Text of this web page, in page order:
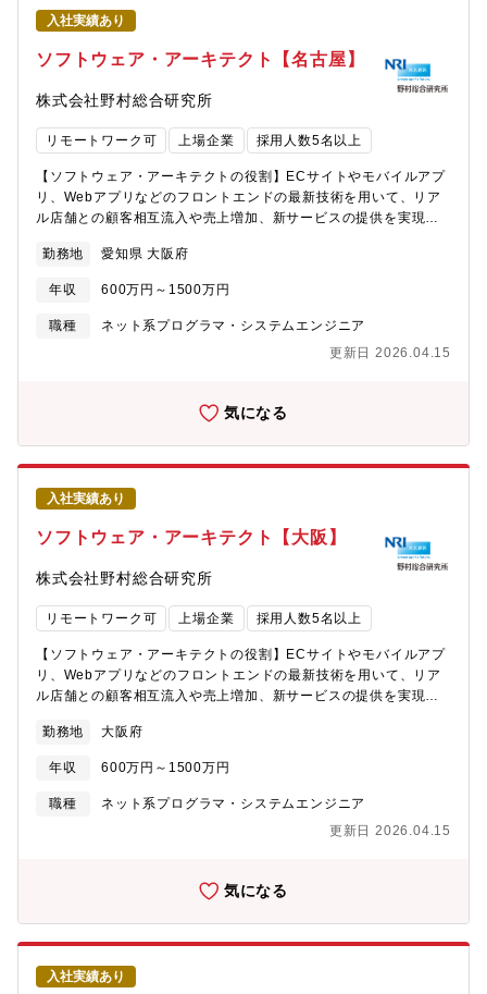
するさまざまなコンテンツで自身のクリエイティビティーを発揮
できます。■自社サービスのブランディングを担当するため、自身
が手掛けたブランド、クリエイティブが最終的に事業貢献を果た
すところまで追求することができます。■自社のブランディング部
門に所属するため、さまざまな部門と連携しながら業務をするこ
とができます。■担当した制作物を通して、サービスやブランドの
世界観を広く世の中に発信することができます。■所属部門には、
デザイナーやディレクター、コピーライター、エディター、フロ
ントエンドエンジニアといったクリエイター職のメンバーが在籍
しており、一緒にクリエイティブの制作に取り組むことができま
す。
入社実績あり
ソフトウェア・アーキテクト【名古屋】
株式会社野村総合研究所
リモートワーク可 上場企業 採用人数5名以上
【ソフトウェア・アーキテクトの役割】ECサイトやモバイルアプ
リ、Webアプリなどのフロントエンドの最新技術を用いて、リア
ル店舗との顧客相互流入や売上増加、新サービスの提供を実現す
を提供し続けていくお客様企業をエンジニアリング領域から支援
します。新たなビジネスモデルを顧客企業と一体となって構想
し、実装・構築を担当します。検索エンジンやビジネスルール制
御など、システムの中核となる部分を自らコーディングするな
下のプロセスをリードしていきます。・システム化構想・計画・
グ）・業務分析（データモデリングを含む）・新システムのシス
テム・アーキテクチャの設計手がけたサービスが、世の中へ新た
な価値を提供している実感を感じられる、チャレンジングなプロ
ジェクトに関わることができます。例えば、テクノロジー領域の
プロフェッショナルとして、以下の業務を実施・主導します。・
新技術の先行開発、機能の技術検証・設計開発工程の標準化（ル
ール策定と指導、チェック）・共通部品の設計・実装・難易度の
高い機能の設計・実装・パートナーへの設計実装依頼と成果物チ
ェック・プロジェクト全体の技術的リード・技術課題解決【顧
客・プロジェクト】物流・小売・サービス・製造・通信など、
様々な業界トップクラスの企業が中心です。【具体的な業務内
容】最先端のフロント開発技術を活用しながら、大規模ECサイト
からスマートフォンアプリまで、幅広い開発プロジェクトの提
案・設計及び開発業務を行います。【具体的案件事例】・ヤマト
運輸グループ（EAZY/置き配システム） コンサルティングセグ
ムの提案を実行。荷物を出荷・受付、集荷、幹線・域内配送、配
JAL（どこかにマイル） 日本航空とNRIの共同開発により、通常
よりも少ないマイルで、ランダムに表示された４つの行き先候補
る特許を元に開発されたアルゴリズムが組み込まれています。 日
て、サービスをご提供しています。・EARTHBRAIN 建設業界
に、デジタルトランスフォーメーション（以下、DX）をもたら
し、安全性、生産性、環境性の飛躍的な向上を実現することを目
的にコマツ・NTTドコモ・ソニーセミコンダクタソリューション
ズ・NRIの4社共同でEARTHBRAIN社を立ち上げました。・リク
ルート（SUUMO/スーモ）
勤務地 愛知県 大阪府
年収 600万円～1500万円
職種
ネット系プログラマ・システムエンジニア
更新日 2026.04.15
気になる
入社実績あり
ソフトウェア・アーキテクト【大阪】
株式会社野村総合研究所
リモートワーク可 上場企業 採用人数5名以上
【ソフトウェア・アーキテクトの役割】ECサイトやモバイルアプ
リ、Webアプリなどのフロントエンドの最新技術を用いて、リア
ル店舗との顧客相互流入や売上増加、新サービスの提供を実現す
を提供し続けていくお客様企業をエンジニアリング領域から支援
します。新たなビジネスモデルを顧客企業と一体となって構想
し、実装・構築を担当します。検索エンジンやビジネスルール制
御など、システムの中核となる部分を自らコーディングするな
下のプロセスをリードしていきます。・システム化構想・計画・
グ）・業務分析（データモデリングを含む）・新システムのシス
テム・アーキテクチャの設計手がけたサービスが、世の中へ新た
な価値を提供している実感を感じられる、チャレンジングなプロ
ジェクトに関わることができます。例えば、テクノロジー領域の
プロフェッショナルとして、以下の業務を実施・主導します。・
新技術の先行開発、機能の技術検証・設計開発工程の標準化（ル
勤務地 大阪府
年収 600万円～1500万円
職種
ネット系プログラマ・システムエンジニア
更新日 2026.04.15
気になる
入社実績あり